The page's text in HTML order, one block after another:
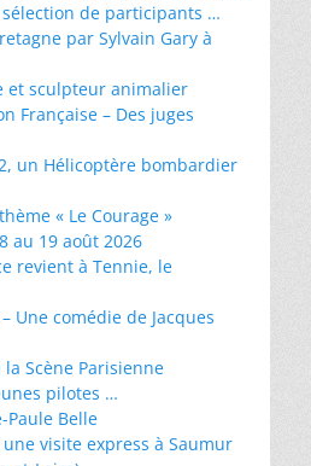
de participants …
par Sylvain Gary à
et sculpteur animalier
Française – Des juges
un Hélicoptère bombardier
« Le Courage »
au 19 août 2026
revient à Tennie, le
– Une comédie de Jacques
Scène Parisienne
pilotes …
Belle
visite express à Saumur